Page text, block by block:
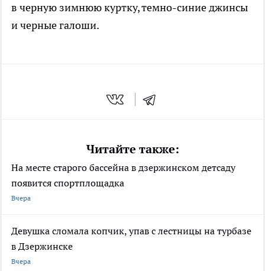
в черную зимнюю куртку, темно-синие джинсы
и черные галоши.
Читайте также:
На месте старого бассейна в дзержинском детсаду
появится спортплощадка
Вчера
Девушка сломала копчик, упав с лестницы на турбазе
в Дзержинске
Вчера